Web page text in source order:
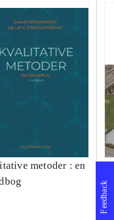
metoder : en
Feedback